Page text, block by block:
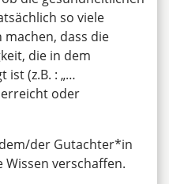
so viele
dass die
die in dem
ist (z.B. : „…
erreicht oder
der Gutachter*in
verschaffen.